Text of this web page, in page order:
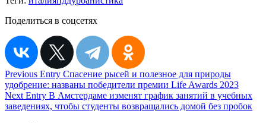
Поделиться в соцсетях
Навигация
по
записям
Previous Entry Спасение рысей и полезное для природы
удобрение: названы победители премии Life Awards 2023
Next Entry В Амстердаме изменят график занятий в учебных
заведениях, чтобы студенты возвращались домой без пробок